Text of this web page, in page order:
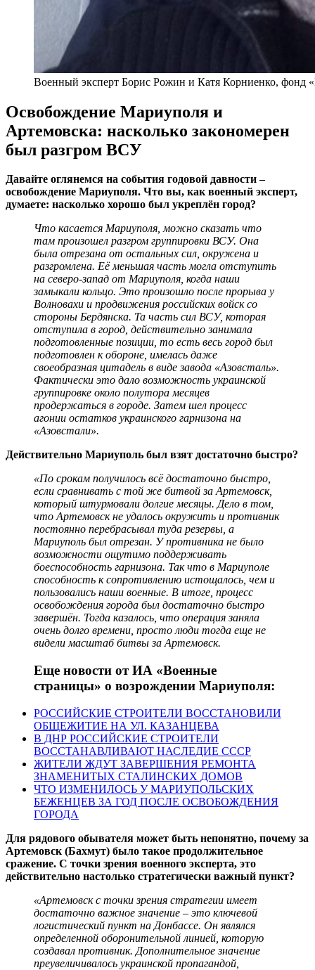
Военный эксперт Борис Рожин и Катя Корниенко, фонд
Освобождение Мариуполя и
Артемовска: насколько закономерен
был разгром ВСУ
Давайте оглянемся на события годовой давности –
освобождение Мариуполя. Что вы, как военный эксперт,
думаете: насколько хорошо был укреплён город?
Что касается Мариуполя, можно сказать что
там произошел разгром группировки ВСУ. Она
была отрезана от остальных сил, окружена и
разгромлена. Её меньшая часть могла отступить
на северо-запад от Мариуполя, когда наши
замыкали кольцо. Это произошло после прорыва у
Волновахи и продвижения российских войск со
стороны Бердянска. Та часть сил ВСУ, которая
отступила в город, действительно занимала
подготовленные позиции, то есть весь город был
подготовлен к обороне, имелась даже
своеобразная цитадель в виде завода «Азовсталь».
Фактически это дало возможность украинской
группировке около полутора месяцев
продержаться в городе. Затем шел процесс
агонии остатков украинского гарнизона на
«Азовстали».
Действительно Мариуполь был взят достаточно быстро?
«По срокам получилось всё достаточно быстро,
если сравнивать с той же битвой за Артемовск,
который штурмовали долгие месяцы. Дело в том,
что Артемовск не удалось окружить и противник
постоянно перебрасывал туда резервы, а
Мариуполь был отрезан. У противника не было
возможности ощутимо поддерживать
боеспособность гарнизона. Так что в Мариуполе
способность к сопротивлению истощалось, чем и
пользовались наши военные. В итоге, процесс
освобождения города был достаточно быстро
завершён. Тогда казалось, что операция заняла
очень долго времени, просто люди тогда еще не
видели масштаб битвы за Артемовск.
Еще новости от ИА «Военные
страницы» о возрождении Мариуполя:
РОССИЙСКИЕ СТРОИТЕЛИ ВОССТАНОВИЛИ
ОБЩЕЖИТИЕ НА УЛ. КАЗАНЦЕВА
В ДНР РОССИЙСКИЕ СТРОИТЕЛИ
ВОССТАНАВЛИВАЮТ НАСЛЕДИЕ СССР
ЖИТЕЛИ ЖДУТ ЗАВЕРШЕНИЯ РЕМОНТА
ЗНАМЕНИТЫХ СТАЛИНСКИХ ДОМОВ
ЧТО ИЗМЕНИЛОСЬ У МАРИУПОЛЬСКИХ
БЕЖЕНЦЕВ ЗА ГОД ПОСЛЕ ОСВОБОЖДЕНИЯ
ГОРОДА
Для рядового обывателя может быть непонятно, почему за
Артемовск (Бахмут) было такое продолжительное
сражение. С точки зрения военного эксперта, это
действительно настолько стратегически важный пункт?
«Артемовск с точки зрения стратегии имеет
достаточно важное значение – это ключевой
логистический пункт на Донбассе. Он являлся
определенной оборонительной линией, которую
создавал противник. Дополнительное значение
преувеличивалось украинской пропагандой,